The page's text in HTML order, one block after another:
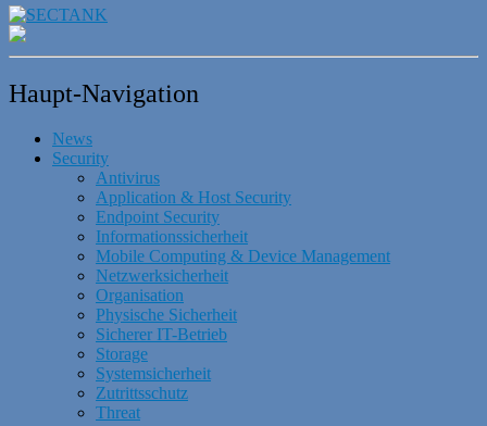
Haupt-Navigation
News
Security
Antivirus
Application & Host Security
Endpoint Security
Informationssicherheit
Mobile Computing & Device Management
Netzwerksicherheit
Organisation
Physische Sicherheit
Sicherer IT-Betrieb
Storage
Systemsicherheit
Zutrittsschutz
Threat